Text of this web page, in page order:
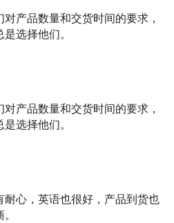
产品数量和交货时间的要求，
选择他们。
产品数量和交货时间的要求，
选择他们。
心，英语也很好，产品到货也